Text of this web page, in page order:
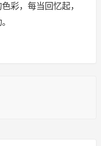
彩，每当回忆起，